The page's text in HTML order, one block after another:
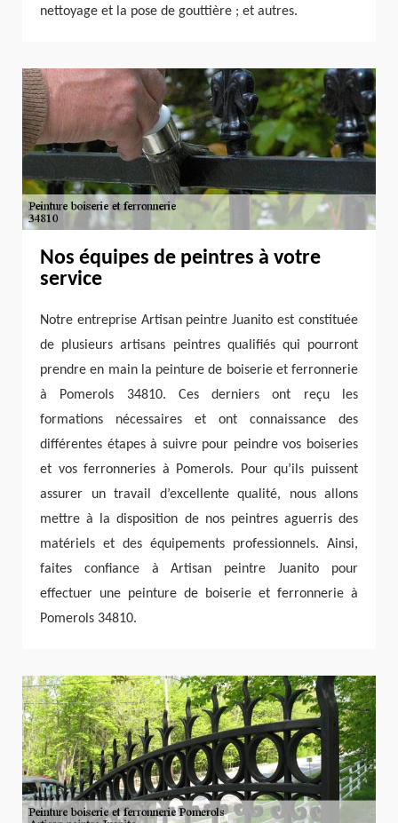
nettoyage et la pose de gouttière ; et autres.
Nos équipes de peintres à votre
service
Notre entreprise Artisan peintre Juanito est constituée
de plusieurs artisans peintres qualifiés qui pourront
prendre en main la peinture de boiserie et ferronnerie
à Pomerols 34810. Ces derniers ont reçu les
formations nécessaires et ont connaissance des
différentes étapes à suivre pour peindre vos boiseries
et vos ferronneries à Pomerols. Pour qu’ils puissent
assurer un travail d’excellente qualité, nous allons
mettre à la disposition de nos peintres aguerris des
matériels et des équipements professionnels. Ainsi,
faites confiance à Artisan peintre Juanito pour
effectuer une peinture de boiserie et ferronnerie à
Pomerols 34810.